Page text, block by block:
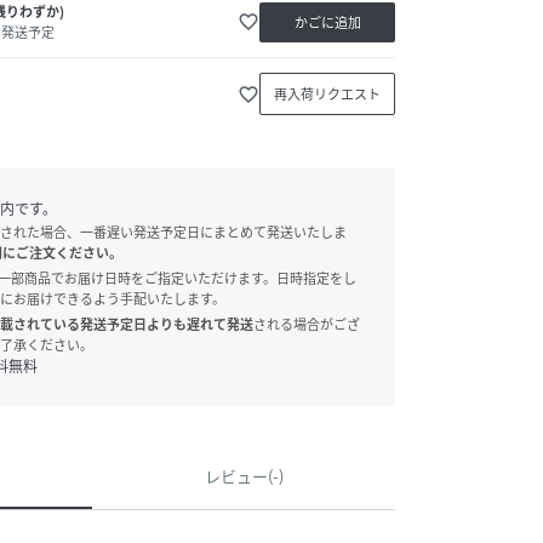
りわずか)
送予定
favorite_border かごに追加
favorite_border 再入荷リクエスト
です。
れた場合、一番遅い発送予定日にまとめて発送いたしま
ご注文ください。
商品でお届け日時をご指定いただけます。日時指定をし
お届けできるよう手配いたします。
されている発送予定日よりも遅れて発送される場合がござ
承ください。
無料
レビュー(-)